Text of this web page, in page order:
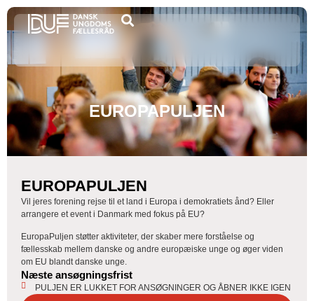
EUROPAPULJEN
EUROPAPULJEN
Vil jeres forening rejse til et land i Europa i demokratiets ånd? Eller
arrangere et event i Danmark med fokus på EU?
EuropaPuljen støtter aktiviteter, der skaber mere forståelse og
fællesskab mellem danske og andre europæiske unge og øger viden
om EU blandt danske unge.
Næste ansøgningsfrist
PULJEN ER LUKKET FOR ANSØGNINGER OG ÅBNER IKKE IGEN